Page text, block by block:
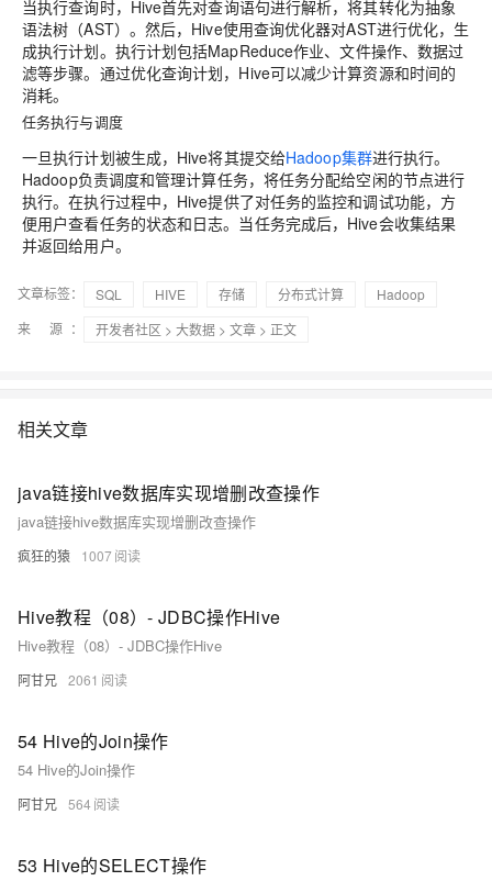
当执行查询时，Hive首先对查询语句进行解析，将其转化为抽象
语法树（AST）。然后，Hive使用查询优化器对AST进行优化，生
成执行计划。执行计划包括MapReduce作业、文件操作、数据过
滤等步骤。通过优化查询计划，Hive可以减少计算资源和时间的
消耗。
任务执行与调度
一旦执行计划被生成，Hive将其提交给Hadoop集群进行执行。
Hadoop负责调度和管理计算任务，将任务分配给空闲的节点进行
执行。在执行过程中，Hive提供了对任务的监控和调试功能，方
便用户查看任务的状态和日志。当任务完成后，Hive会收集结果
并返回给用户。
文章标签： SQL HIVE 存储 分布式计算
Hadoop
来 源：
开发者社区 > 大数据 > 文章 > 正文
相关文章
java链接hive数据库实现增删改查操作
java链接hive数据库实现增删改查操作
疯狂的猿 1007
Hive教程（08）- JDBC操作Hive
Hive教程（08）- JDBC操作Hive
阿甘兄 2061
54 Hive的Join操作
54 Hive的Join操作
阿甘兄 564
53 Hive的SELECT操作